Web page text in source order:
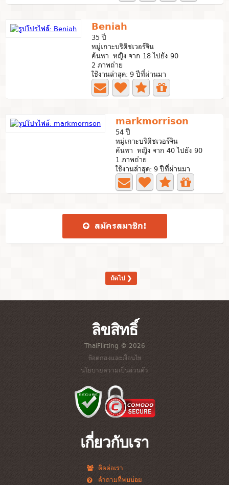
Beniah
35 ปี
หมู่เกาะบริติชเวอร์จิน
ค้นหา หญิง จาก 18 ไปยัง 90
2 ภาพถ่าย
ใช้งานล่าสุด: 9 ปีที่ผ่านมา
markmorrison
54 ปี
หมู่เกาะบริติชเวอร์จิน
ค้นหา หญิง จาก 40 ไปยัง 90
1 ภาพถ่าย
ใช้งานล่าสุด: 9 ปีที่ผ่านมา
สมัคร​สมาชิก​!
ถัดไป ❯
ลิขสิทธิ์
ThaiFlirting © 2026
ข้อตกลงและเงื่อนไข
นโยบายความเป็นส่วนตัว
เกี่ยวกับเรา
ติดต่อเรา
คำถามที่พบบ่อย